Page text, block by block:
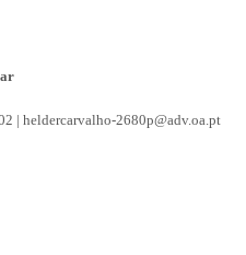
| heldercarvalho-2680p@adv.oa.pt